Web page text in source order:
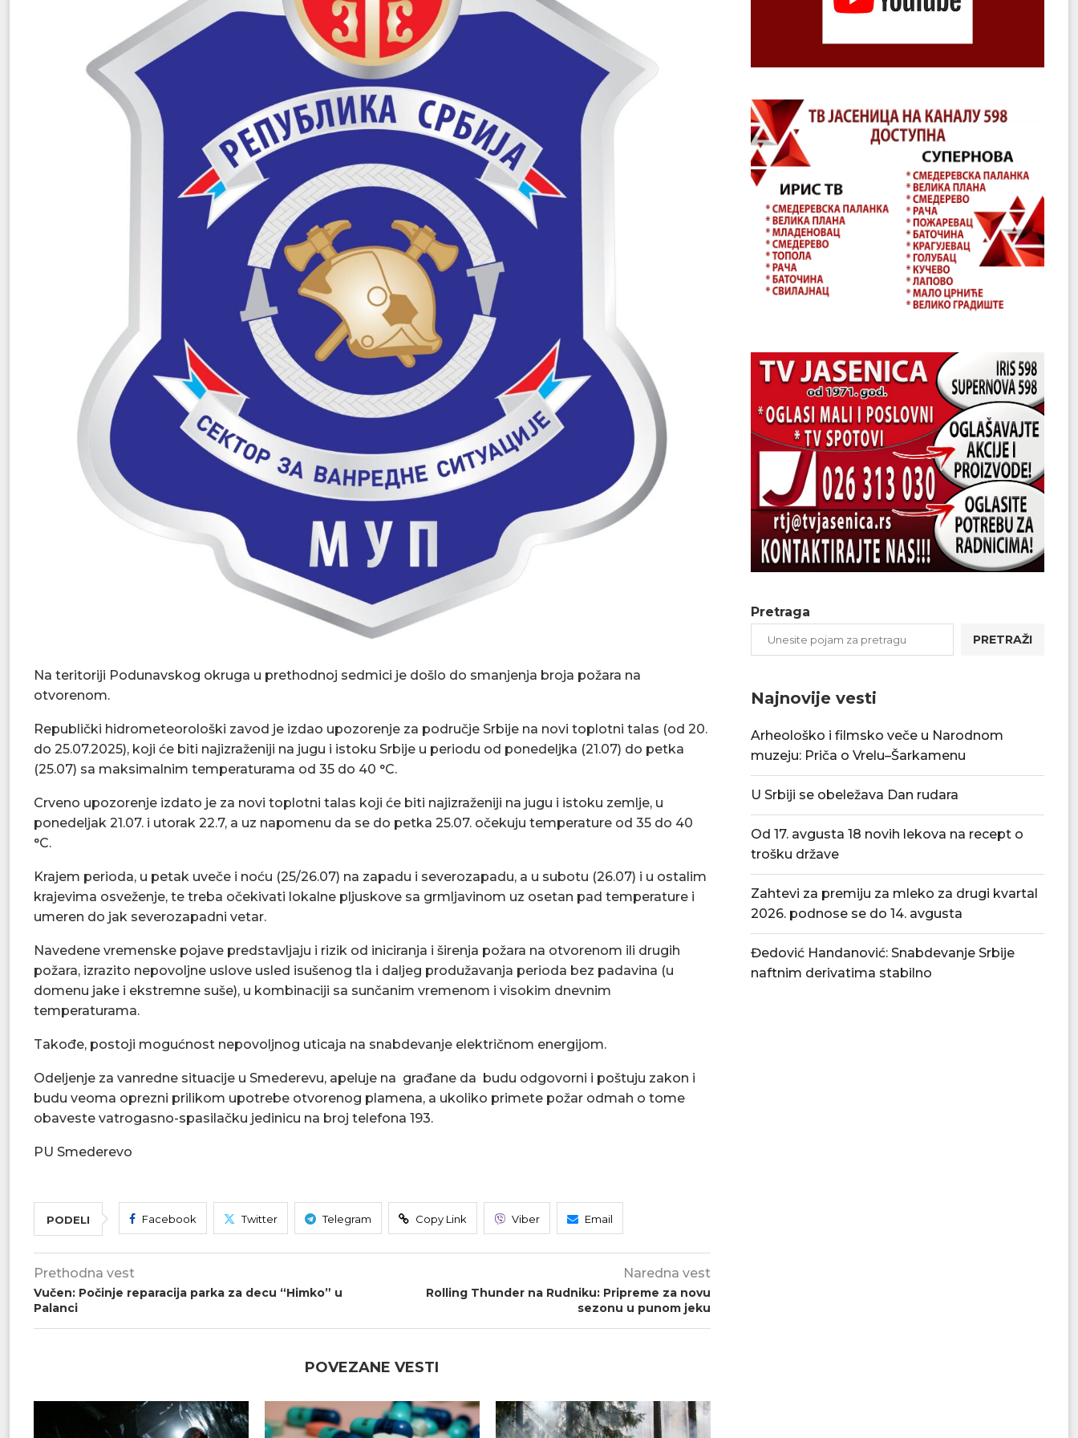
Na teritoriji Podunavskog okruga u prethodnoj sedmici je došlo do smanjenja broja požara na
otvorenom.
Republički hidrometeorološki zavod je izdao upozorenje za područje Srbije na novi toplotni talas (od 20.
do 25.07.2025), koji će biti najizraženiji na jugu i istoku Srbije u periodu od ponedeljka (21.07) do petka
(25.07) sa maksimalnim temperaturama od 35 do 40 °C.
Crveno upozorenje izdato je za novi toplotni talas koji će biti najizraženiji na jugu i istoku zemlje, u
ponedeljak 21.07. i utorak 22.7, a uz napomenu da se do petka 25.07. očekuju temperature od 35 do 40
°C.
Krajem perioda, u petak uveče i noću (25/26.07) na zapadu i severozapadu, a u subotu (26.07) i u ostalim
krajevima osveženje, te treba očekivati lokalne pljuskove sa grmljavinom uz osetan pad temperature i
umeren do jak severozapadni vetar.
Navedene vremenske pojave predstavljaju i rizik od iniciranja i širenja požara na otvorenom ili drugih
požara, izrazito nepovoljne uslove usled isušenog tla i daljeg produžavanja perioda bez padavina (u
domenu jake i ekstremne suše), u kombinaciji sa sunčanim vremenom i visokim dnevnim
temperaturama.
Takođe, postoji mogućnost nepovoljnog uticaja na snabdevanje električnom energijom.
Odeljenje za vanredne situacije u Smederevu, apeluje na građane da budu odgovorni i poštuju zakon i
budu veoma oprezni prilikom upotrebe otvorenog plamena, a ukoliko primete požar odmah o tome
obaveste vatrogasno-spasilačku jedinicu na broj telefona 193.
PU Smederevo
PODELI Facebook Twitter Telegram Copy Link Viber Email
Prethodna vest
Vučen: Počinje reparacija parka za decu “Himko” u
Palanci
Naredna vest
Rolling Thunder na Rudniku: Pripreme za novu
sezonu u punom jeku
POVEZANE VESTI
Pretraga
PRETRAŽI
Najnovije vesti
Arheološko i filmsko veče u Narodnom
muzeju: Priča o Vrelu–Šarkamenu
U Srbiji se obeležava Dan rudara
Od 17. avgusta 18 novih lekova na recept o
trošku države
Zahtevi za premiju za mleko za drugi kvartal
2026. podnose se do 14. avgusta
Đedović Handanović: Snabdevanje Srbije
naftnim derivatima stabilno